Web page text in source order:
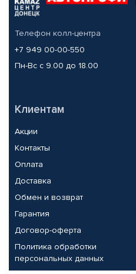
Телефон колл-центра
+7 949 00-00-550
Пн-Вс с 9.00 до 18.00
Клиентам
Акции
Контакты
Оплата
Доставка
Обмен и возврат
Гарантия
Договор-оферта
Политика обработки
персональных данных